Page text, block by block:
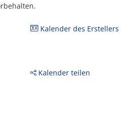
Kalender des Erstellers
Kalender teilen